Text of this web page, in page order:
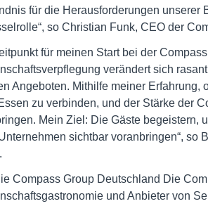
für die Herausforderungen
so Christian Funk, CEO der
für meinen Start bei der
verändert sich
Angeboten. Mithilfe meiner Erfahrung,
zu verbinden, und der Stärke der
Mein Ziel: Die Gäste begeistern,
sichtbar voranbringen“, so
Compass Group Deutschland Die
und Anbieter von